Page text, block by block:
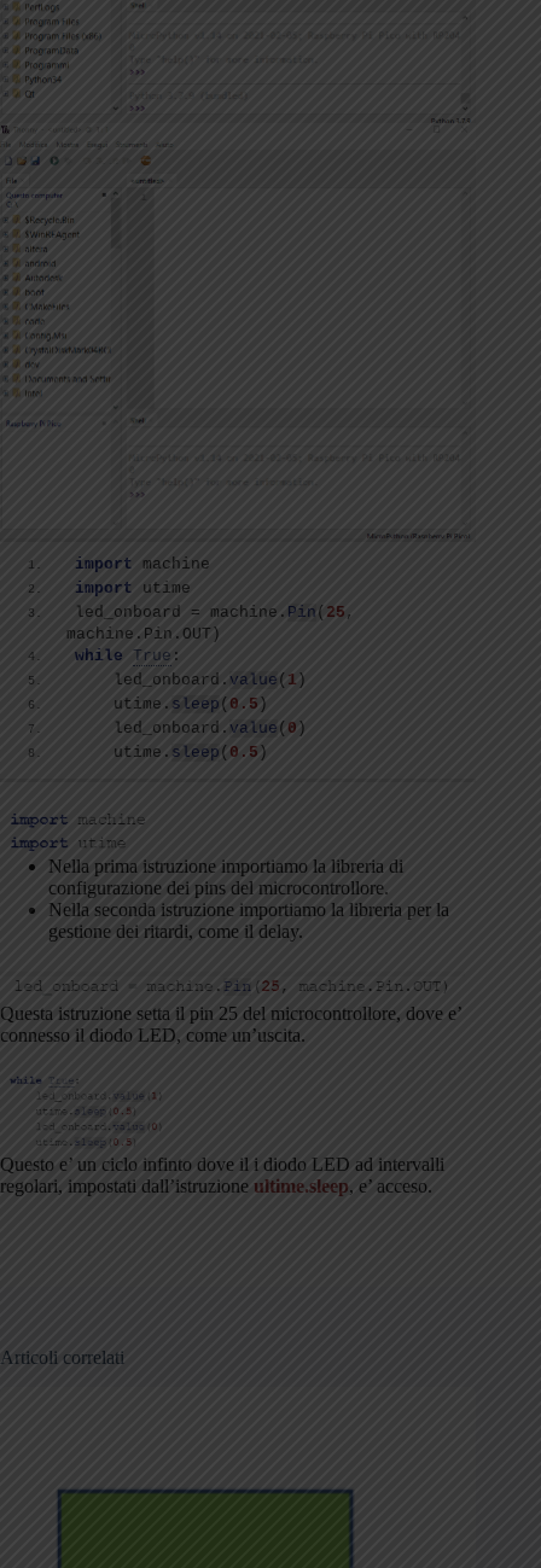
import machine
import utime
led_onboard = machine. Pin ( 25 ,
machine.Pin.OUT)
while
True :
    led_onboard.
value ( 1 )
    utime.
sleep (0.5 )
    led_onboard.
value ( 0 )
    utime.
sleep (0.5 )
Nella prima istruzione importiamo la libreria di
configurazione dei pins del microcontrollore.
Nella seconda istruzione importiamo la libreria per la
gestione dei ritardi, come il delay.
Questa istruzione setta il pin 25 del microcontrollore, dove e’
connesso il diodo LED, come un’uscita.
Questo e’ un ciclo infinto dove il i diodo LED ad intervalli
regolari, impostati dall’istruzione ultime.sleep, e’ acceso.
Articoli correlati